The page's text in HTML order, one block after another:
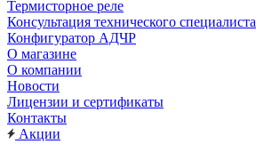
Термисторное реле
Консультация технического специалиста
Конфигуратор АДЧР
О магазине
О компании
Новости
Лицензии и сертификаты
Контакты
Акции